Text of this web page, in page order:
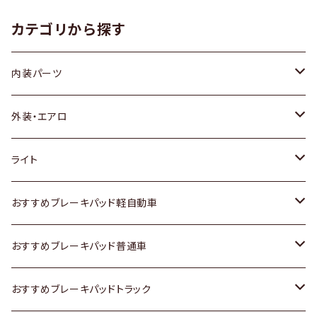
カテゴリから探す
内装パーツ
トヨタ
ホンダ
スズキ
日産
いすゞ
外装・エアロ
トヨタ
ホンダ
スズキ
日産
ライト
トヨタ
スズキ
日産
おすすめブレーキパッド軽自動車
トヨタ
ホンダ
おすすめブレーキパッド普通車
トヨタ
おすすめブレーキパッドトラック